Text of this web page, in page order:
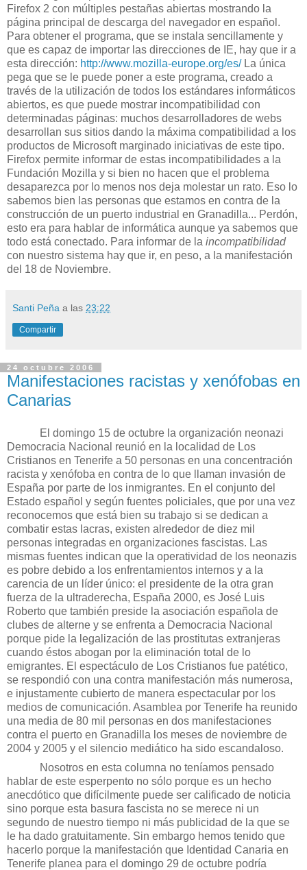
Firefox 2 con múltiples pestañas abiertas mostrando la
página principal de descarga del navegador en español.
Para obtener el programa, que se instala sencillamente y
que es capaz de importar las direcciones de IE, hay que ir a
esta dirección: http://www.mozilla-europe.org/es/La única
pega que se le puede poner a este programa, creado a
través de la utilización de todos los estándares informáticos
abiertos, es que puede mostrar incompatibilidad con
determinadas páginas: muchos desarrolladores de webs
desarrollan sus sitios dando la máxima compatibilidad a los
productos de Microsoft marginado iniciativas de este tipo.
Firefox permite informar de estas incompatibilidades a la
Fundación Mozilla y si bien no hacen que el problema
desaparezca por lo menos nos deja molestar un rato. Eso lo
sabemos bien las personas que estamos en contra de la
construcción de un puerto industrial en Granadilla... Perdón,
esto era para hablar de informática aunque ya sabemos que
todo está conectado. Para informar de la incompatibilidad
con nuestro sistema hay que ir, en peso, a la manifestación
del 18 de Noviembre.
Santi Peña a las 23:22
Compartir
24 octubre 2006
Manifestaciones racistas y xenófobas en
Canarias
El domingo 15 de octubre la organización neonazi
Democracia Nacional reunió en la localidad de Los
Cristianos en Tenerife a 50 personas en una concentración
racista y xenófoba en contra de lo que llaman invasión de
España por parte de los inmigrantes. En el conjunto del
Estado español y según fuentes policiales, que por una vez
reconocemos que está bien su trabajo si se dedican a
combatir estas lacras, existen alrededor de diez mil
personas integradas en organizaciones fascistas. Las
mismas fuentes indican que la operatividad de los neonazis
es pobre debido a los enfrentamientos internos y a la
carencia de un líder único: el presidente de la otra gran
fuerza de la ultraderecha, España 2000, es José Luis
Roberto que también preside la asociación española de
clubes de alterne y se enfrenta a Democracia Nacional
porque pide la legalización de las prostitutas extranjeras
cuando éstos abogan por la eliminación total de lo
emigrantes. El espectáculo de Los Cristianos fue patético,
se respondió con una contra manifestación más numerosa,
e injustamente cubierto de manera espectacular por los
medios de comunicación. Asamblea por Tenerife ha reunido
una media de 80 mil personas en dos manifestaciones
contra el puerto en Granadilla los meses de noviembre de
2004 y 2005 y el silencio mediático ha sido escandaloso.
Nosotros en esta columna no teníamos pensado
hablar de este esperpento no sólo porque es un hecho
anecdótico que difícilmente puede ser calificado de noticia
sino porque esta basura fascista no se merece ni un
segundo de nuestro tiempo ni más publicidad de la que se
le ha dado gratuitamente. Sin embargo hemos tenido que
hacerlo porque la manifestación que Identidad Canaria en
Tenerife planea para el domingo 29 de octubre podría